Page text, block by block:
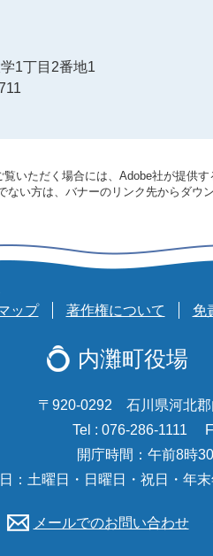
1丁目2番地1
いただく場合には、Adobe社が提供す
ない方は、バナーのリンク先からダウ
ップ 著作権について 免
内灘町役場
〒920-0292 石川県河北郡
Tel : 076-286-1111
開庁時間：午前8時
：土曜日・日曜日・祝日・年
メールでのお問い合わせ